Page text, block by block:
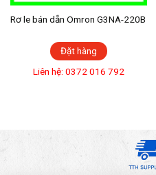
Rơ le bán dẫn Omron G3NA-220B
Đặt hàng
Liên hệ: 0372 016 792